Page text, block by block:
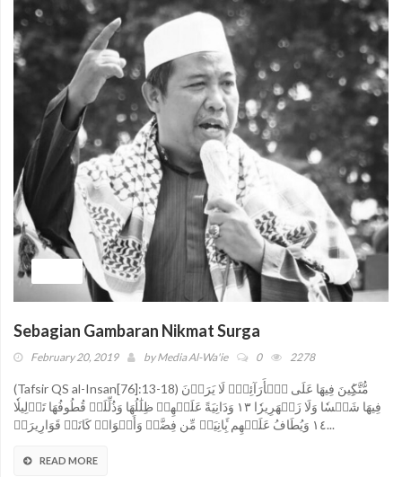
Sebagian Gambaran Nikmat Surga
February 20, 2019 byMedia Al-Wa'ie 0 2278
(Tafsir QS al-Insan[76]:13-18) مُّتَّكِ‍ِٔينَ فِيهَا عَلَى ٱلۡأَرَآئِكِۖ لَا يَرَوۡنَ
فِيهَا شَمۡسٗا وَلَا زَمۡهَرِيرٗا ١٣ وَدَانِيَةً عَلَيۡهِمۡ ظِلَٰلُهَا وَذُلِّلَتۡ قُطُوفُهَا تَذۡلِيلٗا
١٤ وَيُطَافُ عَلَيۡهِم بِ‍َٔانِيَةٖ مِّن فِضَّةٖ وَأَكۡوَابٖ كَانَتۡ قَوَارِيرَا۠...
READ MORE